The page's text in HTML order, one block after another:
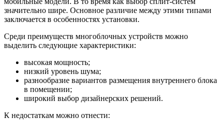
значительно шире. Основное различие между этими типами
заключается в особенностях установки.
Среди преимуществ многоблочных устройств можно
выделить следующие характеристики:
высокая мощность;
низкий уровень шума;
разнообразие вариантов размещения внутреннего блока
в помещении;
широкий выбор дизайнерских решений.
К недостаткам можно отнести: